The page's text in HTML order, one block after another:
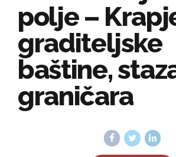
polje –
graditeljske
baštine,
graničara